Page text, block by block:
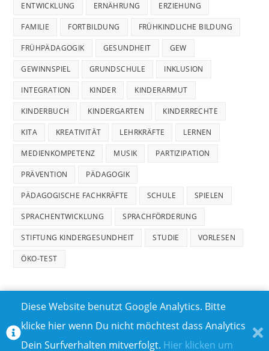
ENTWICKLUNG ERNÄHRUNG ERZIEHUNG
FAMILIE FORTBILDUNG FRÜHKINDLICHE BILDUNG
FRÜHPÄDAGOGIK GESUNDHEIT GEW
GEWINNSPIEL GRUNDSCHULE INKLUSION
INTEGRATION KINDER KINDERARMUT
KINDERBUCH KINDERGARTEN KINDERRECHTE
KITA KREATIVITÄT LEHRKRÄFTE LERNEN
MEDIENKOMPETENZ MUSIK PARTIZIPATION
PRÄVENTION PÄDAGOGIK
PÄDAGOGISCHE FACHKRÄFTE SCHULE SPIELEN
SPRACHENTWICKLUNG SPRACHFÖRDERUNG
STIFTUNG KINDERGESUNDHEIT STUDIE VORLESEN
ÖKO-TEST
TEILNAHMEBEDINGUNGEN FÜR GEWINNSPIELE
IMPRESSUM
Diese Website benutzt Google Analytics. Bitte
klicke hier wenn Du nicht möchtest dass Analytics
Dein Surfverhalten mitverfolgt. Hier klicken um